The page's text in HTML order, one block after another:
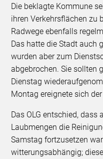
Die beklagte Kommune
ihren Verkehrsflächen zu
Radwege ebenfalls
Das hatte die Stadt auch
wurden aber zum
abgebrochen. Sie sollten
Dienstag
Montag ereignete sich
Das OLG entschied, dass
Laubmengen die
Samstag fortzusetzen
witterungsabhängig;